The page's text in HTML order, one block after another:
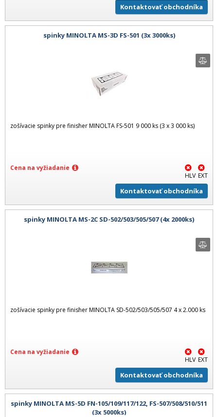
Kontaktovať obchodníka
spinky MINOLTA MS-3D FS-501 (3x 3000ks)
zošívacie spinky pre finisher MINOLTA FS-501 9 000 ks (3 x 3 000 ks)
Cena na vyžiadanie
HLV EXT
Kontaktovať obchodníka
spinky MINOLTA MS-2C SD-502/503/505/507 (4x 2000ks)
zošívacie spinky pre finisher MINOLTA SD-502/503/505/507 4 x 2.000 ks
Cena na vyžiadanie
HLV EXT
Kontaktovať obchodníka
spinky MINOLTA MS-5D FN-105/109/117/122, FS-507/508/510/511
(3x 5000ks)